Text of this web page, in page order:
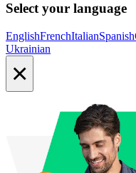
Select your language
EnglishFrenchItalianSpanish
Ukrainian
×